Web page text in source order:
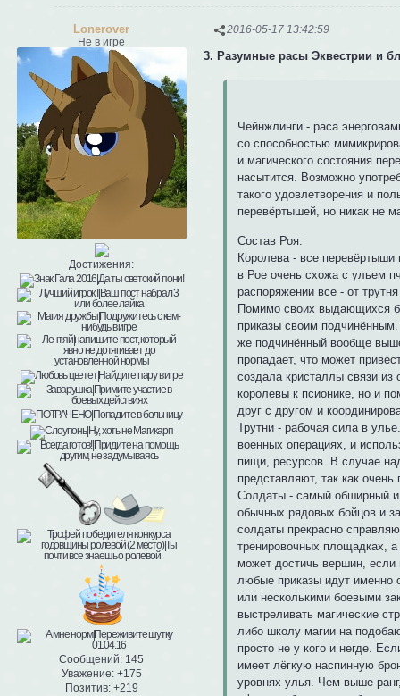
2016-05-17 13:42:59
Lonerover
Не в игре
Достижения:
Сообщений: 145
Уважение: +175
Позитив: +219
3. Разумные расы Эквестрии и
Чейнжлинги - раса
со способностью
и магического состояния
насытится. Возможно
такого удовлетворения и
перевёртышей, но никак не
Состав Роя:
Королева - все перевёртыши
в Рое очень схожа с ульем
распоряжении все - от
Помимо своих выдающихся
приказы своим
же подчинённый вообще
пропадает, что может
создала кристаллы связи из
королевы к псионике, но и
друг с другом и
Трутни - рабочая сила в
военных операциях, и
пищи, ресурсов. В случае
представляют, так как
Солдаты - самый обширный и
обычных рядовых бойцов и
солдаты прекрасно
тренировочных площадках,
может достичь вершин, если
любые приказы идут именно
или несколькими боевыми
выстреливать магические
либо школу магии на
просто не у кого и негде.
имеет лёгкую наспинную
уровнях улья. Чем выше